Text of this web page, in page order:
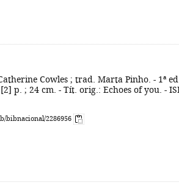
Cowles ; trad. Marta Pinho. - 1ª
p. ; 24 cm. - Tít. orig.: Echoes of you. -
bibnacional/2286956